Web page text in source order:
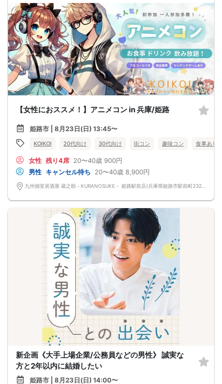
【女性におススメ！】アニメコン in 兵庫/姫路
姫路市 | 8月23日(日) 13:45〜
KOIKOI 20代向け 30代向け 街コン 趣味コン 食事あり
女性 残り4席 20〜40歳 900円
男性 キャンセル待ち 20〜40歳 8,900円
新企画《大手上場企業/公務員などの男性》 誠実な
方と2年以内に結婚したい
姫路市 | 8月23日(日) 14:00〜